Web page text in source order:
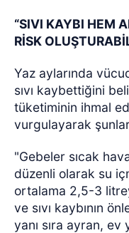
“SIVI KAYBI HEM
RİSK
Yaz aylarında
sıvı kaybettiğini
tüketiminin ihmal
vurgulayarak
"Gebeler sıcak
düzenli olarak su
ortalama 2,5-3
ve sıvı kaybının
yanı sıra ayran, ev